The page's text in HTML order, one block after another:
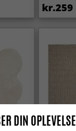
kr.259
DIN OPLEVELSE